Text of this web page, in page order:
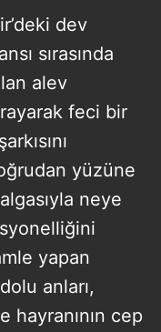
dev
sırasında
alev
feci bir
yüzüne
neye
yapan
anları,
hayranının cep